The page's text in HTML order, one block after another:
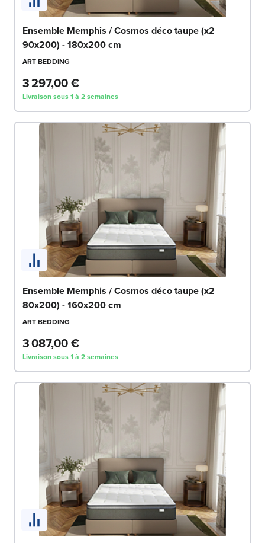
Ensemble Memphis / Cosmos déco taupe (x2
90x200) - 180x200 cm
ART BEDDING
3 297,00 €
Livraison sous 1 à 2 semaines
Ensemble Memphis / Cosmos déco taupe (x2
80x200) - 160x200 cm
ART BEDDING
3 087,00 €
Livraison sous 1 à 2 semaines